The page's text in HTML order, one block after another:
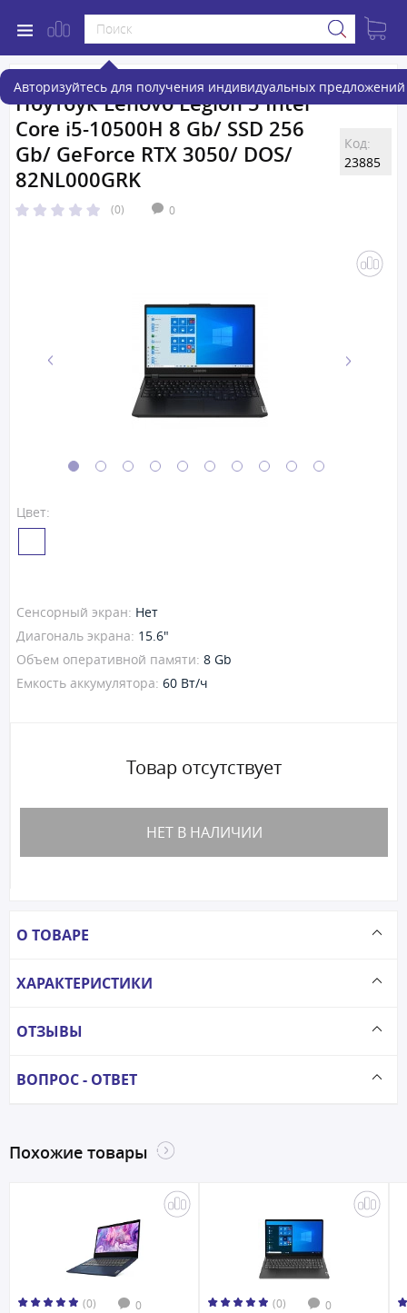
Авторизуйтесь для получения индивидуальных предложений
Ноутбук Lenovo Legion 5 Intel
Core i5-10500H 8 Gb/ SSD 256
Gb/ GeForce RTX 3050/ DOS/
82NL000GRK
(0) 0
Код:
23885
Цвет:
Сенсорный экран: Нет
Диагональ экрана: 15.6"
Объем оперативной памяти: 8 Gb
Емкость аккумулятора: 60 Вт/ч
Товар отсутствует
НЕТ В НАЛИЧИИ
О ТОВАРЕ
ХАРАКТЕРИСТИКИ
ОТЗЫВЫ
ВОПРОС - ОТВЕТ
Похожие товары
(0) 0 (0) 0